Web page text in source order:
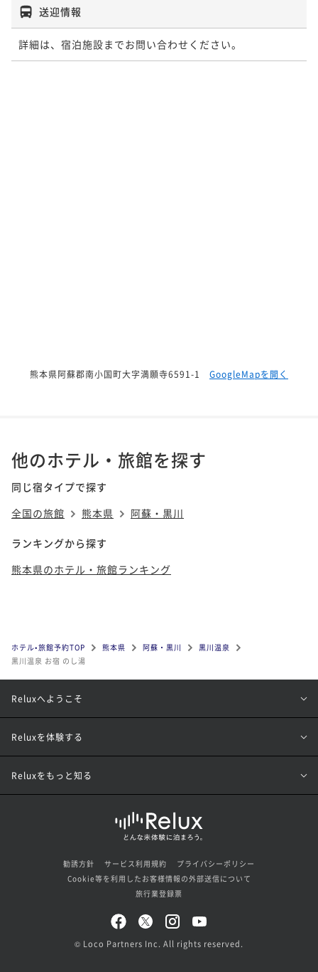
送迎情報
詳細は、宿泊施設までお問い合わせください。
熊本県阿蘇郡南小国町大字満願寺6591-1 GoogleMapを開く
他のホテル・旅館を探す
同じ宿タイプで探す
全国の旅館
熊本県 阿蘇・黒川
ランキングから探す
熊本県のホテル・旅館ランキング
ホテル•旅館予約TOP 熊本県 阿蘇・黒川
黒川温泉
黒川温泉 お宿 のし湯
Reluxへようこそ
Reluxを体験する
Reluxをもっと知る
勧誘方針 サービス利用規約
プライバシーポリシー
Cookie等を利用したお客様情報の外部送信について
旅行業登録票
© Loco Partners Inc. All rights reserved.